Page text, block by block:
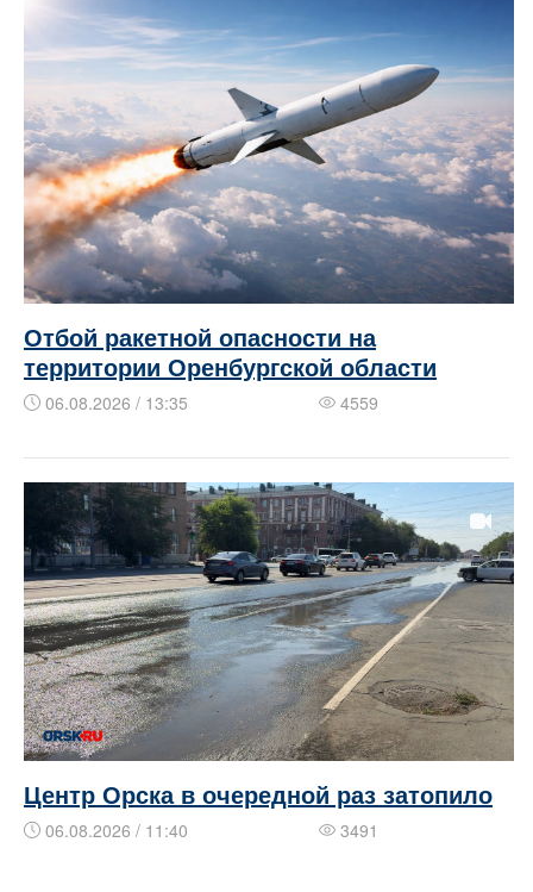
Отбой ракетной опасности на
территории Оренбургской области
06.08.2026 / 13:35 4559
Центр Орска в очередной раз затопило
06.08.2026 / 11:40 3491